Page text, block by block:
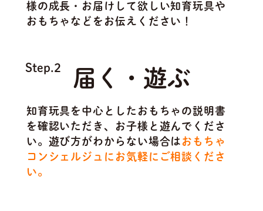
様の成長・お届けして欲しい知育玩具や
おもちゃなどをお伝えください！
Step.2 届く・遊ぶ
知育玩具を中心としたおもちゃの説明書
を確認いただき、お子様と遊んでくださ
い。遊び方がわからない場合は おもちゃ
コンシェルジュにお気軽にご相談くださ
い。